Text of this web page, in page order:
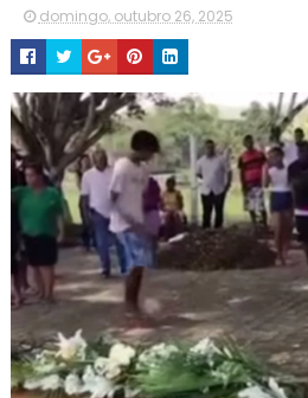
domingo, outubro 26, 2025